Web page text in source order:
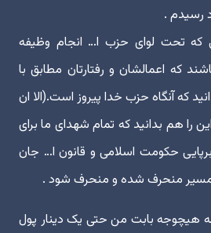
رسیدم .
که تحت لوای حزب ا… انجام وظیفه
که اعمالشان و رفتارتان مطابق با
که آنگاه حزب خدا پیروز است.(الا ان
را هم بدانید که تمام شهدای ما برای
حکومت اسلامی و قانون ا… جان
مسیر منحرف شده و منحرف شود .
هیچوجه بابت من حتی یک دینار پول